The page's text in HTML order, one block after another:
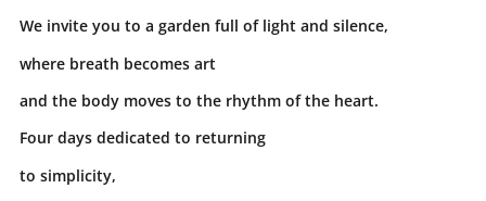
We invite you to a garden full of light and silence,
where breath becomes art
and the body moves to the rhythm of the heart.
Four days dedicated to returning
to simplicity,